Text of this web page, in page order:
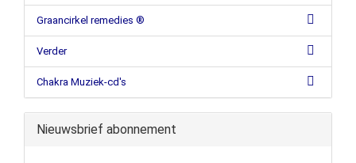
Graancirkel remedies ®
Verder
Chakra Muziek-cd's
Nieuwsbrief abonnement